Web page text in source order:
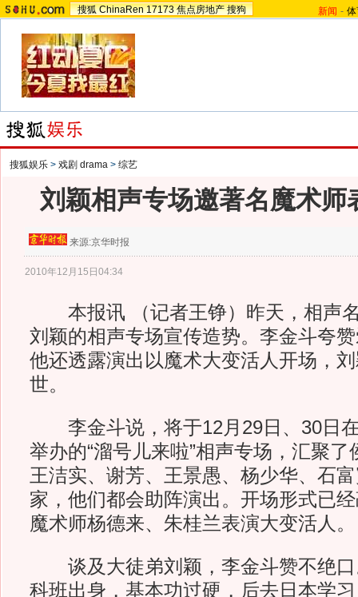
搜狐 ChinaRen 17173 焦点房地产 搜狗 新闻 -
搜狐娱乐 > 戏剧 drama > 综艺
刘颖相声专场邀著名魔术师
来源:京华时报
2010年12月15日04:34
本报讯 （记者王铮）昨天，相声
刘颖的相声专场宣传造势。李金斗夸
他还透露演出以魔术大变活人开场，
世。
李金斗说，将于12月29日、30日
举办的“溜号儿来啦”相声专场，汇聚
王洁实、谢芳、王景愚、杨少华、石
家，他们都会助阵演出。开场形式已
魔术师杨德来、朱桂兰表演大变活人。
谈及大徒弟刘颖，李金斗赞不绝口
科班出身，基本功过硬，后去日本学